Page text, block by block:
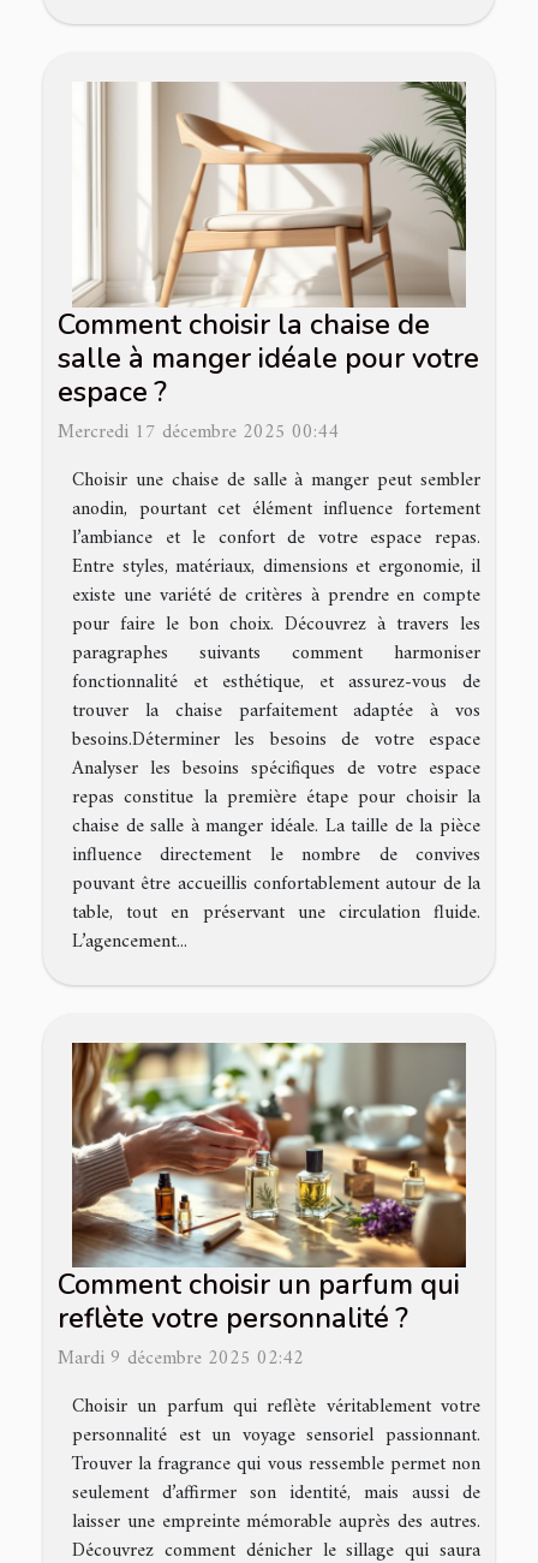
Comment choisir la chaise de
salle à manger idéale pour votre
espace ?
Mercredi 17 décembre 2025 00:44
Choisir une chaise de salle à manger peut sembler
anodin, pourtant cet élément influence fortement
l’ambiance et le confort de votre espace repas.
Entre styles, matériaux, dimensions et ergonomie, il
existe une variété de critères à prendre en compte
pour faire le bon choix. Découvrez à travers les
paragraphes suivants comment harmoniser
fonctionnalité et esthétique, et assurez-vous de
trouver la chaise parfaitement adaptée à vos
besoins.Déterminer les besoins de votre espace
Analyser les besoins spécifiques de votre espace
repas constitue la première étape pour choisir la
chaise de salle à manger idéale. La taille de la pièce
influence directement le nombre de convives
pouvant être accueillis confortablement autour de la
table, tout en préservant une circulation fluide.
L’agencement...
Comment choisir un parfum qui
reflète votre personnalité ?
Mardi 9 décembre 2025 02:42
Choisir un parfum qui reflète véritablement votre
personnalité est un voyage sensoriel passionnant.
Trouver la fragrance qui vous ressemble permet non
seulement d’affirmer son identité, mais aussi de
laisser une empreinte mémorable auprès des autres.
Découvrez comment dénicher le sillage qui saura